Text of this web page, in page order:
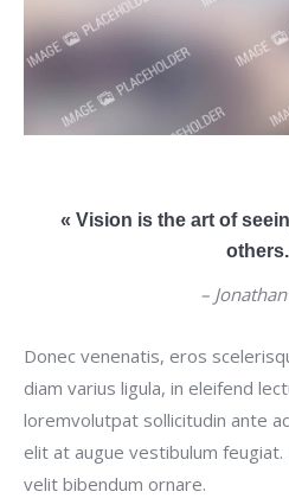
« Vision is the art of
–
Donec venenatis, eros
diam varius ligula, in eleifend
loremvolutpat sollicitudin ante
elit at augue vestibulum feugiat.
velit bibendum ornare.